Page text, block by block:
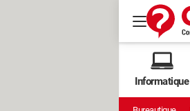
Informatique